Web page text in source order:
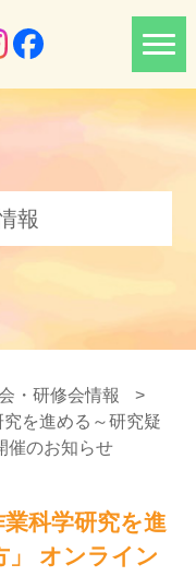
報
・研修会情報
>
を進める～研究疑
催のお知らせ
科学研究を進
」 オンライン